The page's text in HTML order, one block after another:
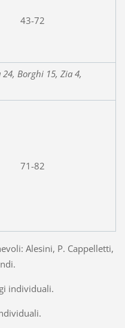
43-72
Borghi 15, Zia 4,
71-82
Alesini, P. Cappelletti,
individuali.